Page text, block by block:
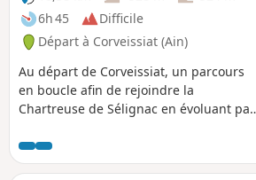
6h 45
Difficile
Départ à Corveissiat (Ain)
Au départ de Corveissiat, un parcours
en boucle afin de rejoindre la
Chartreuse de Sélignac en évoluant par
points de vues.